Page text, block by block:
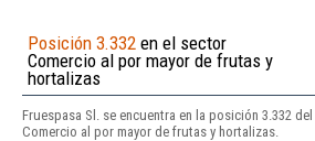
Posición 3.332 en el sector
Comercio al por mayor de frutas y
hortalizas
Fruespasa Sl. se encuentra en la posición 3.332
Comercio al por mayor de frutas y hortalizas.